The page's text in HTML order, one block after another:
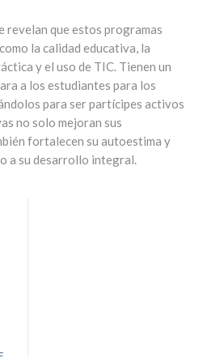
revelan que estos programas
la calidad educativa, la
y el uso de TIC. Tienen un
a los estudiantes para los
para ser partícipes activos
no solo mejoran sus
fortalecen su autoestima y
a su desarrollo integral.